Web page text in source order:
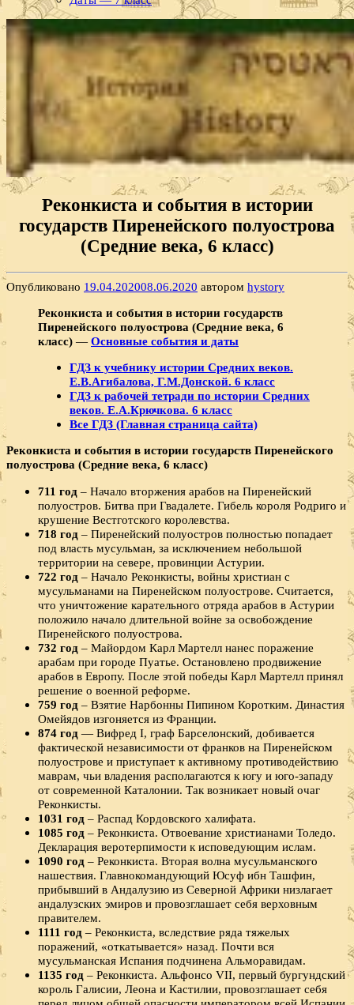
Реконкиста и события в истории
государств Пиренейского полуострова
(Средние века, 6 класс)
Опубликовано 19.04.202008.06.2020 автором hystory
Реконкиста и события в истории государств
Пиренейского полуострова (Средние века, 6
класс) — Основные события и даты
ГДЗ к учебнику истории Средних веков.
Е.В.Агибалова, Г.М.Донской. 6 класс
ГДЗ к рабочей тетради по истории Средних
веков. Е.А.Крючкова. 6 класс
Все ГДЗ (Главная страница сайта)
Реконкиста и события в истории государств Пиренейского
полуострова (Средние века, 6 класс)
711 год – Начало вторжения арабов на Пиренейский
полуостров. Битва при Гвадалете. Гибель короля Родриго и
крушение Вестготского королевства.
718 год – Пиренейский полуостров полностью попадает
под власть мусульман, за исключением небольшой
территории на севере, провинции Астурии.
722 год – Начало Реконкисты, войны христиан с
мусульманами на Пиренейском полуострове. Считается,
что уничтожение карательного отряда арабов в Астурии
положило начало длительной войне за освобождение
Пиренейского полуострова.
732 год – Майордом Карл Мартелл нанес поражение
арабам при городе Пуатье. Остановлено продвижение
арабов в Европу. После этой победы Карл Мартелл принял
решение о военной реформе.
759 год – Взятие Нарбонны Пипином Коротким. Династия
Омейядов изгоняется из Франции.
874 год — Вифред I, граф Барселонский, добивается
фактической независимости от франков на Пиренейском
полуострове и приступает к активному противодействию
маврам, чьи владения располагаются к югу и юго-западу
от современной Каталонии. Так возникает новый очаг
Реконкисты.
1031 год – Распад Кордовского халифата.
1085 год – Реконкиста. Отвоевание христианами Толедо.
Декларация веротерпимости к исповедующим ислам.
1090 год – Реконкиста. Вторая волна мусульманского
нашествия. Главнокомандующий Юсуф ибн Ташфин,
прибывший в Андалузию из Северной Африки низлагает
андалузских эмиров и провозглашает себя верховным
правителем.
1111 год – Реконкиста, вследствие ряда тяжелых
поражений, «откатывается» назад. Почти вся
мусульманская Испания подчинена Альморавидам.
1135 год – Реконкиста. Альфонсо VII, первый бургундский
король Галисии, Леона и Кастилии, провозглашает себя